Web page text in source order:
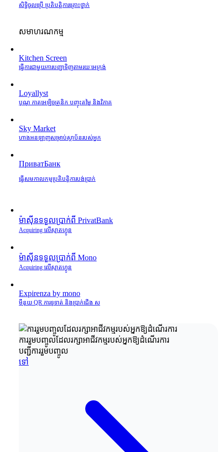
សិទ្ធិចូលប្រើ ប្រតិបត្តិការគ្រោះថ្នាក់
សមាហរណកម្ម
Kitchen Screen
ធ្វើការជាមួយការបញ្ជាទិញតាមរយៈអេក្រង់
Loyallyst
បូណូ កាតអេឡិចត្រូនិក បញ្ចុះតម្លៃ និងវិភាគ
Sky Market
ហាងអនឡាញសម្រាប់ស្ថាប័នរបស់អ្នក
ПриватБанк
ធ្វើសមកាលកម្មប្រតិបត្តិការបង់ប្រាក់
ម៉ាស៊ីនទទួលប្រាក់ពី PrivatBank
Acquiring លើស្មាតហ្វូន
ម៉ាស៊ីនទទួលប្រាក់ពី Mono
Acquiring លើស្មាតហ្វូន
Expirenza by mono
មឺនុយ QR ការទូទាត់ និងប្រាក់ជើង ស
ការរួមបញ្ចូលដែលរក្សាអាជីវកម្មរបស់អ្នកឱ្យដំណើរការ
បញ្ជីការរួមបញ្ចូល
ទៅ